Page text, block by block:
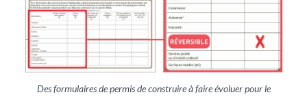
Des formulaires de permis de construire à faire évoluer pour le